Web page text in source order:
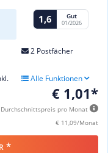
1,6 Gut
01/2026
2 Postfächer
Alle Funktionen
€ 1,01*
Durchschnittspreis pro Monat
€ 11,09/Monat
*